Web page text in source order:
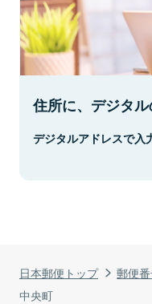
日本郵便トップ 郵便
中央町
住所に、デジタル
デジタルアドレスで入